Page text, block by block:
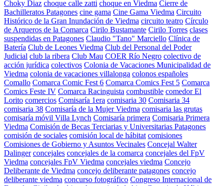
Choky Diaz choque calle zatti choque en Viedma Cierre de
Bachilleratos Patagones cine gama Cine Gama Viedma Circuito
Histórico de la Gran Inundación de Viedma circuito teatro Círculo
de Arqueros de la Comarca Cirilo Bustamante Cirilo Torres clases
suspendidas en Patagones Claudio "Tano" Marciello Clínica de
Batería Club de Leones Viedma Club del Personal del Poder
Judicial club la ribera Club Mau COER Río Negro colectivo de
acción jurídica colectivos Colonia de Vacaciones Municipalidad de
Viedma colonia de vacaciones villalonga colonos españoles
Comallo Comarca Comic Fest 6 Comarca Comics Fest 5 Comarca
Comics Feste IV Comarca Racinguista combustible comedor El
Lorito comercios Comisaría 1era comisaria 30 Comisaria 34
comisaria 38 Comisaría de la Mujer Viedma comisaria las grutas
comisaría móvil Villa Lynch Comisaría primera Comisaria Primera
Viedma Comisión de Becas Terciarias y Universitarias Patagones
comisión de sociales comisión local de hábitat comisiones
Comisiones de Gobierno y Asuntos Vecinales Concejal Walter
Dalinger concejales concejales de la comarca concejales del FpV
Viedma concejales FpV Viedma concejales viedma Concejo
Deliberante de Viedma concejo deliberante patagones concejo
deliberante viedma concurso fotográfico Congreso Internacional de